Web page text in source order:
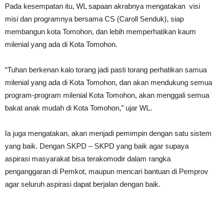
Pada kesempatan itu, WL sapaan akrabnya mengatakan visi
misi dan programnya bersama CS (Caroll Senduk), siap
membangun kota Tomohon, dan lebih memperhatikan kaum
milenial yang ada di Kota Tomohon.
“Tuhan berkenan kalo torang jadi pasti torang perhatikan samua
milenial yang ada di Kota Tomohon, dan akan mendukung semua
program-program milenial Kota Tomohon, akan menggali semua
bakat anak mudah di Kota Tomohon,” ujar WL.
Ia juga mengatakan, akan menjadi pemimpin dengan satu sistem
yang baik. Dengan SKPD – SKPD yang baik agar supaya
aspirasi masyarakat bisa terakomodir dalam rangka
penganggaran di Pemkot, maupun mencari bantuan di Pemprov
agar seluruh aspirasi dapat berjalan dengan baik.